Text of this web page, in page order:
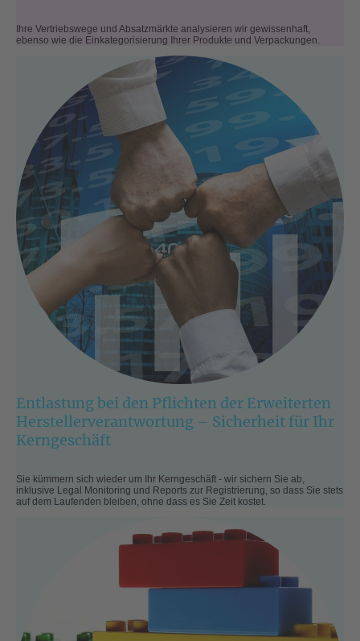
Ihre Vertriebswege und Absatzmärkte analysieren wir gewissenhaft,
ebenso wie die Einkategorisierung Ihrer Produkte und Verpackungen.
Entlastung bei den Pflichten der Erweiterten
Herstellerverantwortung – Sicherheit für Ihr
Kerngeschäft
Sie kümmern sich wieder um Ihr Kerngeschäft - wir sichern Sie ab,
inklusive Legal Monitoring und Reports zur Registrierung, so dass Sie stets
auf dem Laufenden bleiben, ohne dass es Sie Zeit kostet.